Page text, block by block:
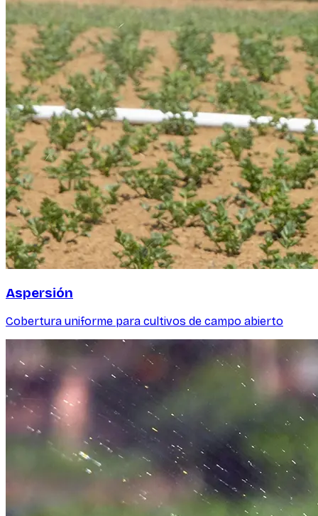
Aspersión
Cobertura uniforme para cultivos de campo abierto